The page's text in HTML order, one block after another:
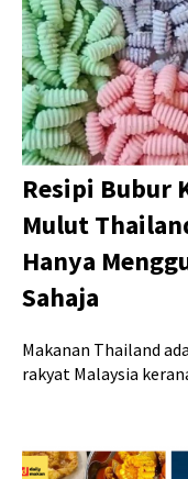
Resipi Bubur
Mulut
Hanya
Sahaja
Makanan Thailand
rakyat Malaysia